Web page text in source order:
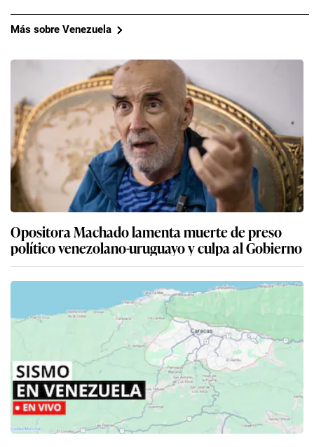
Más sobre Venezuela
Opositora Machado lamenta muerte de preso
político venezolano-uruguayo y culpa al Gobierno